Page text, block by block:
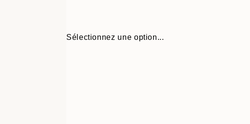
Sélectionnez une option...